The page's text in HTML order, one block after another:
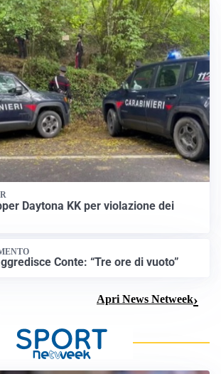
Daytona KK per violazione dei
Conte: “Tre ore di vuoto”
Apri News Netweek